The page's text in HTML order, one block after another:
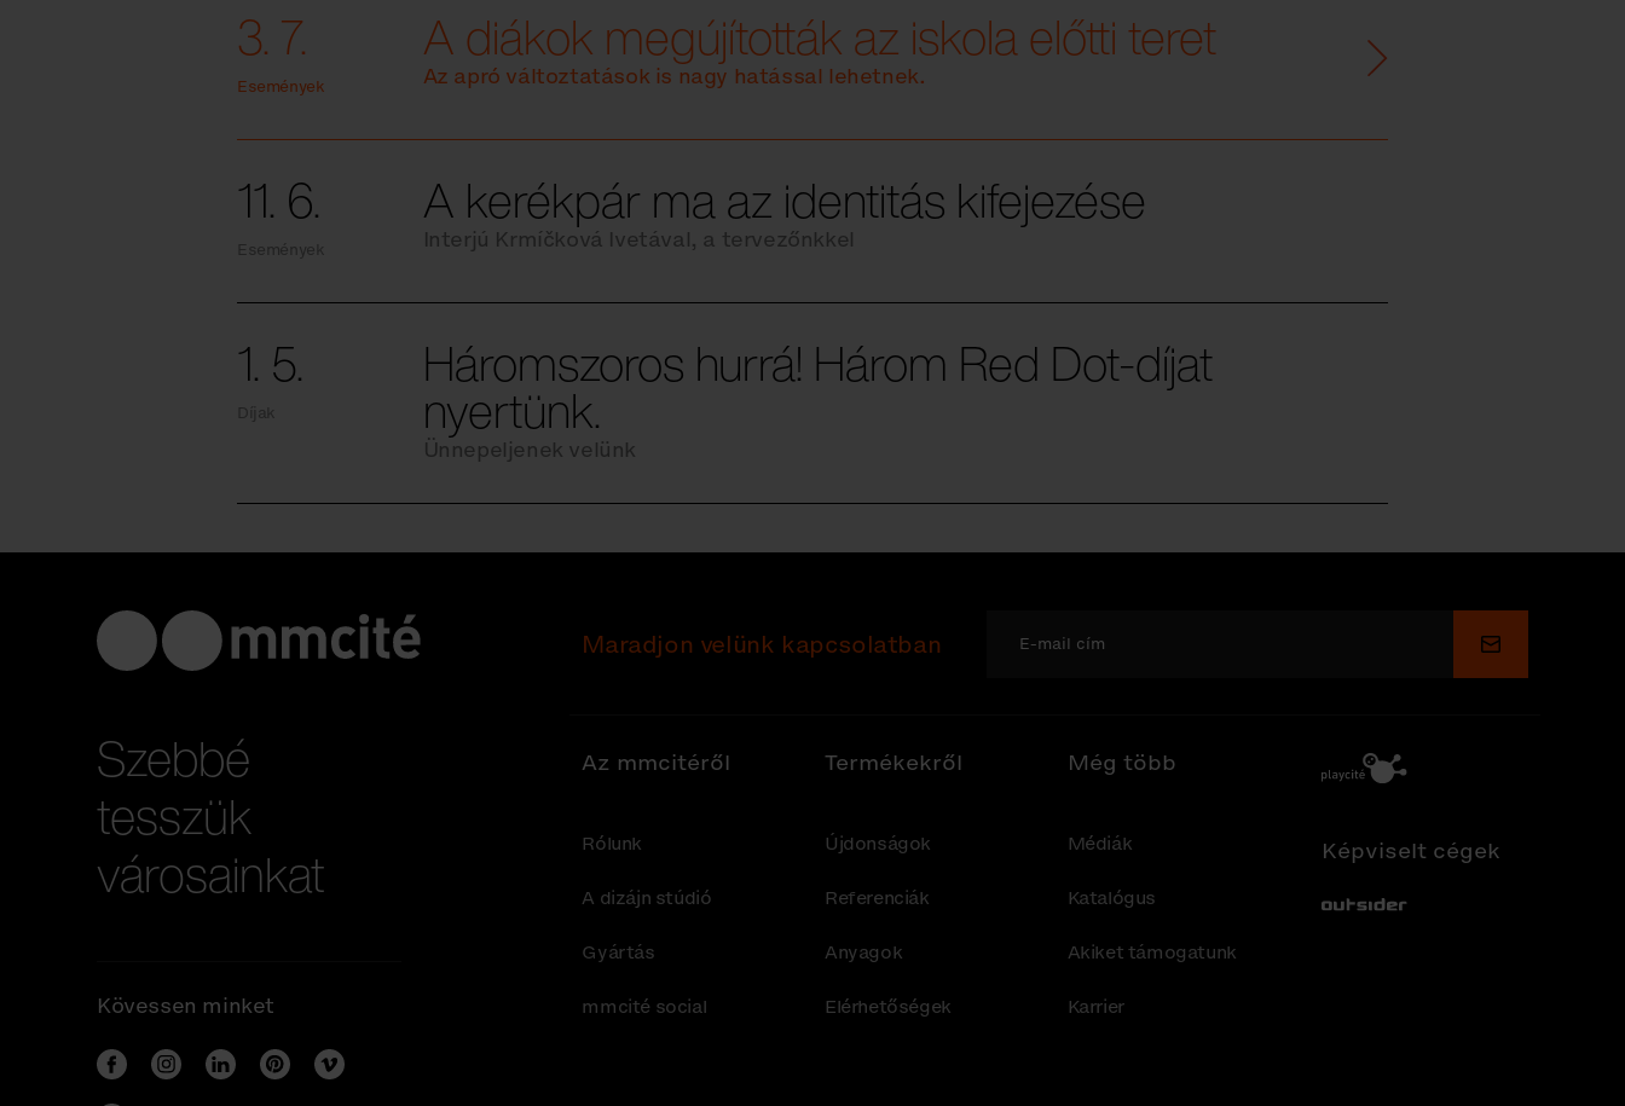
3. 7.
Események
A diákok megújították az iskola előtti teret
Az apró változtatások is nagy hatással lehetnek.
11. 6.
Események
A kerékpár ma az identitás kifejezése
Interjú Krmíčková Ivetával, a tervezőnkkel
1. 5.
Díjak
Háromszoros hurrá! Három Red Dot-díjat
nyertünk.
Ünnepeljenek velünk
Szebbé
tesszük
városainkat
Kövessen minket
Maradjon velünk kapcsolatban Küldés
Az mmcitéről
Rólunk
A dizájn stúdió
Gyártás
mmcité social
Termékekről
Újdonságok
Referenciák
Anyagok
Elérhetőségek
Még több
Médiák
Katalógus
Akiket támogatunk
Karrier
Képviselt cégek
Out-Sider